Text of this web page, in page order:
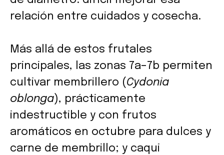
relación entre cuidados y cosecha.
Más allá de estos frutales
principales, las zonas 7a–7b permiten
cultivar membrillero (Cydonia
oblonga), prácticamente
indestructible y con frutos
aromáticos en octubre para dulces y
carne de membrillo; y caqui